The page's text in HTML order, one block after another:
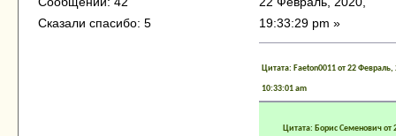
Сказали спасибо: 5
19:33:29 pm »
Цитата: Faeton0011 от 22 Февраль,
10:33:01 am
Цитата: Борис Семенович от